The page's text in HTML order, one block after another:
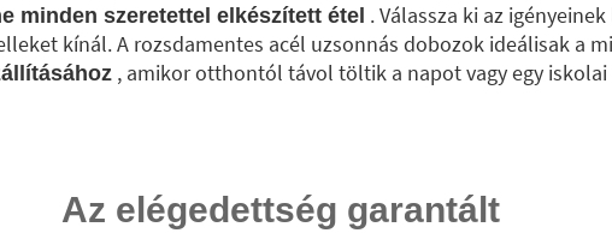
minden szeretettel elkészített étel . Válassza ki az
kínál. A rozsdamentes acél uzsonnás dobozok ideálisak a
, amikor otthontól távol töltik a napot vagy egy
Az elégedettség garantált